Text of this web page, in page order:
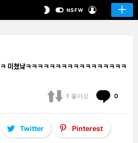
SWITCHNSFW
ㅋㅋㅋ 미쳤냨ㅋㅋㅋㅋㅋㅋㅋㅋㅋㅋㅋㅋㅋㅋㅋㅋㅋ
1 좋아요 0
Twitter Pinterest